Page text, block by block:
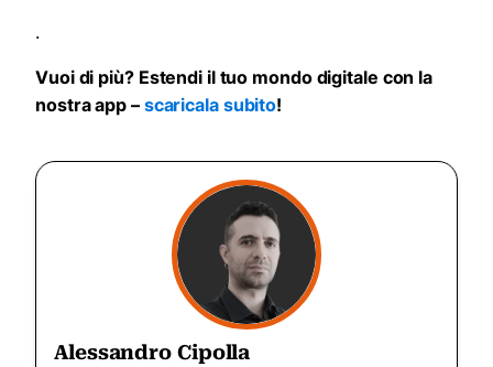
.
Vuoi di più? Estendi il tuo mondo digitale con la
nostra app – scaricala subito!
Alessandro Cipolla